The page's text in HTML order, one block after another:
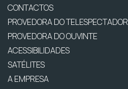
CONTACTOS
PROVEDORA DO TELESPECTADOR
PROVEDORA DO OUVINTE
ACESSIBILIDADES
SATÉLITES
A EMPRESA